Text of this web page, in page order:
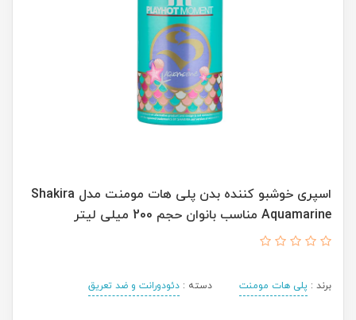
اسپری خوشبو کننده بدن پلی هات مومنت مدل Shakira
Aquamarine مناسب بانوان حجم 200 میلی لیتر
برند : پلی هات مومنت دسته : دئودورانت و ضد تعریق